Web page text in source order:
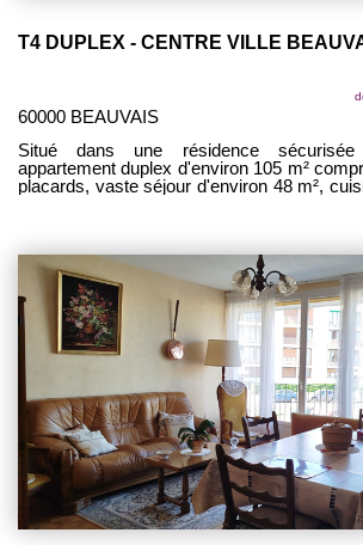
T4 DUPLEX - CENTRE VILLE
60000 BEAUVAIS
Situé dans une résidence sécurisée
appartement duplex d'environ 105 m²
placards, vaste séjour d'environ 48 m²,
TRAVAUX ! A VOIR VITE !